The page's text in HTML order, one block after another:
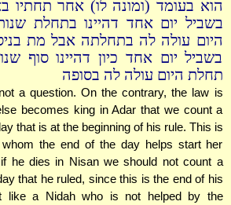
הוא בעומד (ומונה לו) אחר תחתיו
בשביל יום אחד דהיינו בתחלת
היום עולה לה בתחלתה אבל מת
בשביל יום אחד כיון דהיינו סוף
תחלת היום עולה לה בסופה
a question. On the contrary, the law is
becomes king in Adar that we count a
that is at the beginning of his rule. This is
the end of the day helps start her
he dies in Nisan we should not count a
that he ruled, since this is the end of his
like a Nidah who is not helped by the